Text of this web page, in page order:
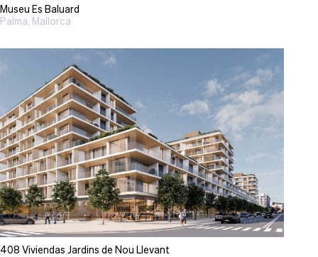
Museu Es Baluard
Palma, Mallorca
408 Viviendas Jardins de Nou Llevant